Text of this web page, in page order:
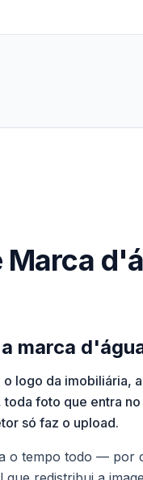
Marca
marca
logo da imobiliária,
foto que entra
só faz o upload.
o tempo todo — por